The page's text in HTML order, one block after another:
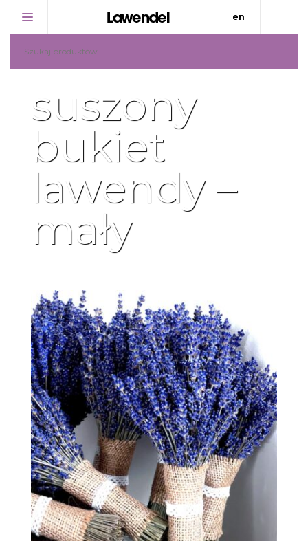
en
SKLEP
PROMOCJE
O LAWENDZIE
KONTAKT
suszony
bukiet
lawendy –
mały